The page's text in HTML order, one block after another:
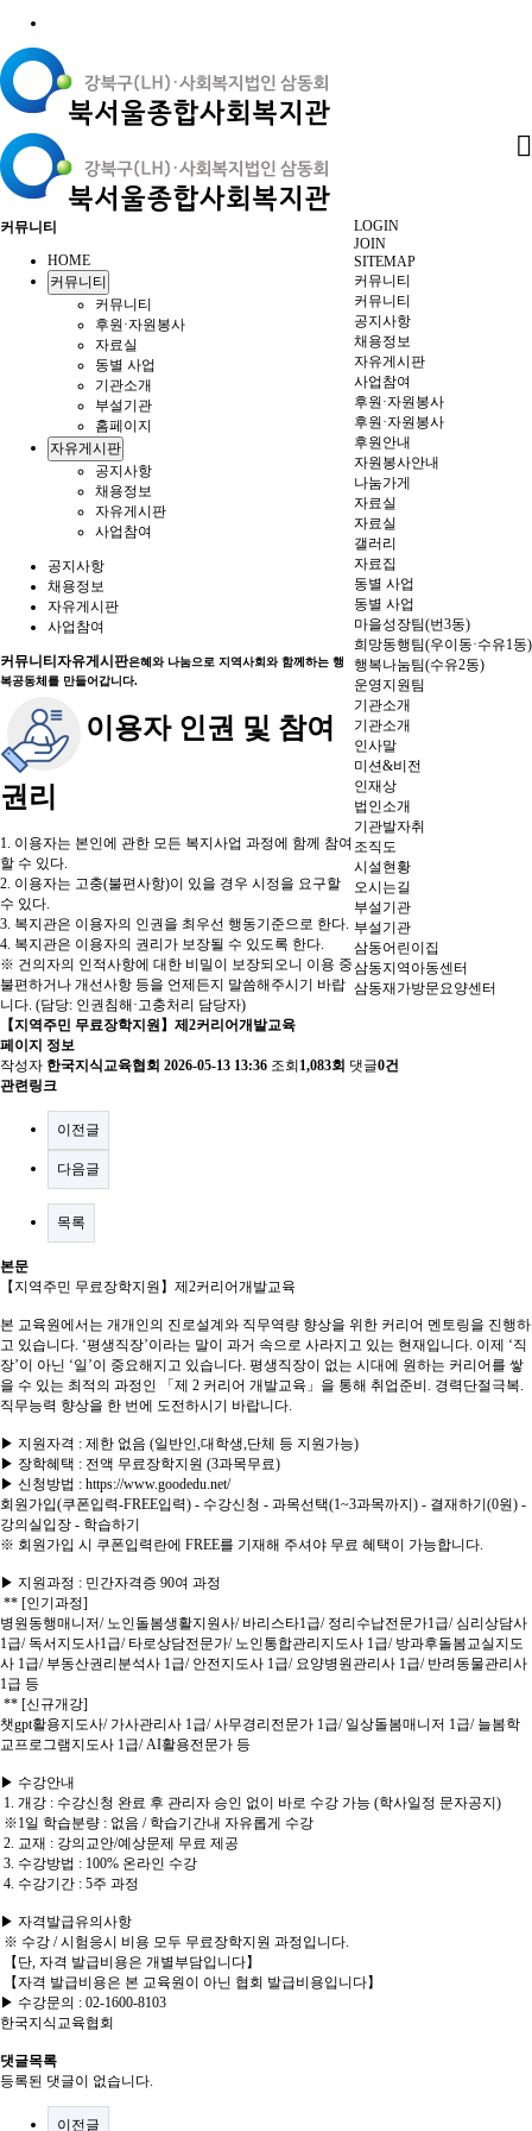
LOGIN
JOIN
SITEMAP
커뮤니티
커뮤니티
공지사항
채용정보
자유게시판
사업참여
후원·자원봉사
후원·자원봉사
후원안내
자원봉사안내
나눔가게
자료실
자료실
갤러리
자료집
동별 사업
동별 사업
마을성장팀(번3동)
희망동행팀(우이동·수유1동)
행복나눔팀(수유2동)
운영지원팀
기관소개
기관소개
인사말
미션&비전
인재상
법인소개
기관발자취
조직도
시설현황
오시는길
부설기관
부설기관
삼동어린이집
삼동지역아동센터
삼동재가방문요양센터
커뮤니티
HOME
커뮤니티
커뮤니티
후원·자원봉사
자료실
동별 사업
기관소개
부설기관
홈페이지
자유게시판
공지사항
채용정보
자유게시판
사업참여
공지사항
채용정보
자유게시판
사업참여
커뮤니티 자유게시판은혜와 나눔으로 지역사회와 함께하는 행
복공동체를 만들어갑니다.
이용자 인권 및 참여
권리
1. 이용자는 본인에 관한 모든 복지사업 과정에 함께 참여
할 수 있다.
2. 이용자는 고충(불편사항)이 있을 경우 시정을 요구할
수 있다.
3. 복지관은 이용자의 인권을 최우선 행동기준으로 한다.
4. 복지관은 이용자의 권리가 보장될 수 있도록 한다.
※ 건의자의 인적사항에 대한 비밀이 보장되오니 이용 중
불편하거나 개선사항 등을 언제든지 말씀해주시기 바랍
니다. (담당: 인권침해·고충처리 담당자)
【지역주민 무료장학지원】제2커리어개발교육
페이지 정보
작성자 한국지식교육협회 2026-05-13 13:36 조회 1,083회 댓글0건
관련링크
이전글
다음글
목록
본문
【지역주민 무료장학지원】제2커리어개발교육
본 교육원에서는 개개인의 진로설계와 직무역량 향상을 위한 커리어 멘토링을 진행하
고 있습니다. ‘평생직장’이라는 말이 과거 속으로 사라지고 있는 현재입니다. 이제 ‘직
장’이 아닌 ‘일’이 중요해지고 있습니다. 평생직장이 없는 시대에 원하는 커리어를 쌓
을 수 있는 최적의 과정인 「제 2 커리어 개발교육」을 통해 취업준비. 경력단절극복.
직무능력 향상을 한 번에 도전하시기 바랍니다.
▶ 지원자격 : 제한 없음 (일반인,대학생,단체 등 지원가능)
▶ 장학혜택 : 전액 무료장학지원 (3과목무료)
▶ 신청방법 : https://www.goodedu.net/
회원가입(쿠폰입력-FREE입력) - 수강신청 - 과목선택(1~3과목까지) - 결재하기(0원) -
강의실입장 - 학습하기
※ 회원가입 시 쿠폰입력란에 FREE를 기재해 주셔야 무료 혜택이 가능합니다.
▶ 지원과정 : 민간자격증 90여 과정
** [인기과정]
병원동행매니저/ 노인돌봄생활지원사/ 바리스타1급/ 정리수납전문가1급/ 심리상담사
1급/ 독서지도사1급/ 타로상담전문가/ 노인통합관리지도사 1급/ 방과후돌봄교실지도
사 1급/ 부동산권리분석사 1급/ 안전지도사 1급/ 요양병원관리사 1급/ 반려동물관리사
1급 등
** [신규개강]
챗gpt활용지도사/ 가사관리사 1급/ 사무경리전문가 1급/ 일상돌봄매니저 1급/ 늘봄학
교프로그램지도사 1급/ AI활용전문가 등
▶ 수강안내
1. 개강 : 수강신청 완료 후 관리자 승인 없이 바로 수강 가능 (학사일정 문자공지)
※1일 학습분량 : 없음 / 학습기간내 자유롭게 수강
2. 교재 : 강의교안/예상문제 무료 제공
3. 수강방법 : 100% 온라인 수강
4. 수강기간 : 5주 과정
▶ 자격발급유의사항
※ 수강 / 시험응시 비용 모두 무료장학지원 과정입니다.
【단, 자격 발급비용은 개별부담입니다】
【자격 발급비용은 본 교육원이 아닌 협회 발급비용입니다】
▶ 수강문의 : 02-1600-8103
한국지식교육협회
댓글목록
등록된 댓글이 없습니다.
이전글